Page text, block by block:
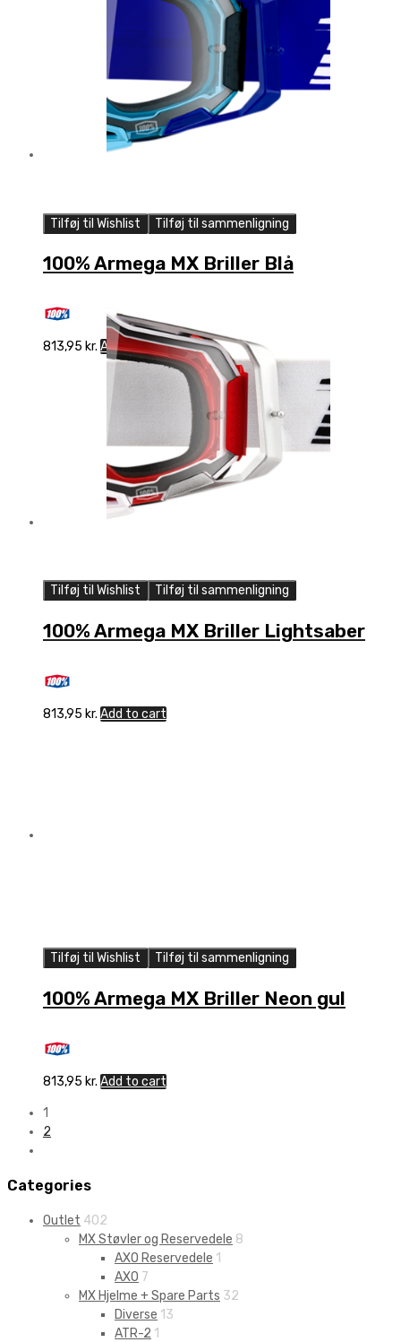
Tilføj til Wishlist Tilføj til sammenligning
100% Armega MX Briller Blå
813,95 kr. Add to cart
Tilføj til Wishlist Tilføj til sammenligning
100% Armega MX Briller Lightsaber
813,95 kr. Add to cart
Tilføj til Wishlist Tilføj til sammenligning
100% Armega MX Briller Neon gul
813,95 kr. Add to cart
1
2
Categories
Outlet 402
MX Støvler og Reservedele 8
AXO Reservedele 1
AXO 7
MX Hjelme + Spare Parts 32
Diverse 13
ATR-2 1